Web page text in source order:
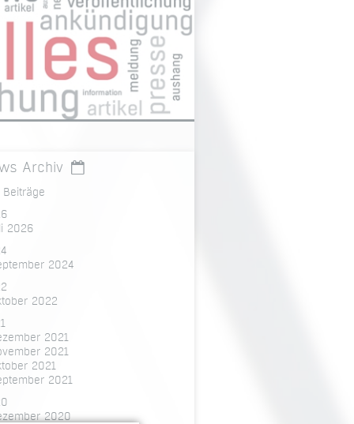
Archiv
Beiträge
2026
2024
2022
2021
2021
2021
2021
2020